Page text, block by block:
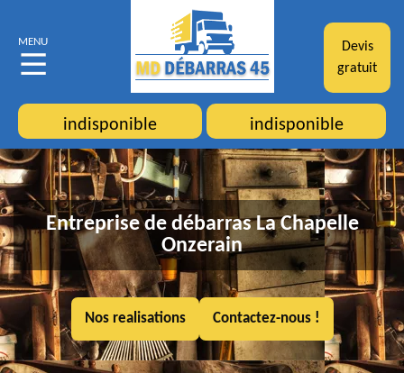
MENU
Devis
gratuit
indisponible indisponible
Entreprise de débarras La Chapelle
Onzerain
Nos realisations Contactez-nous !